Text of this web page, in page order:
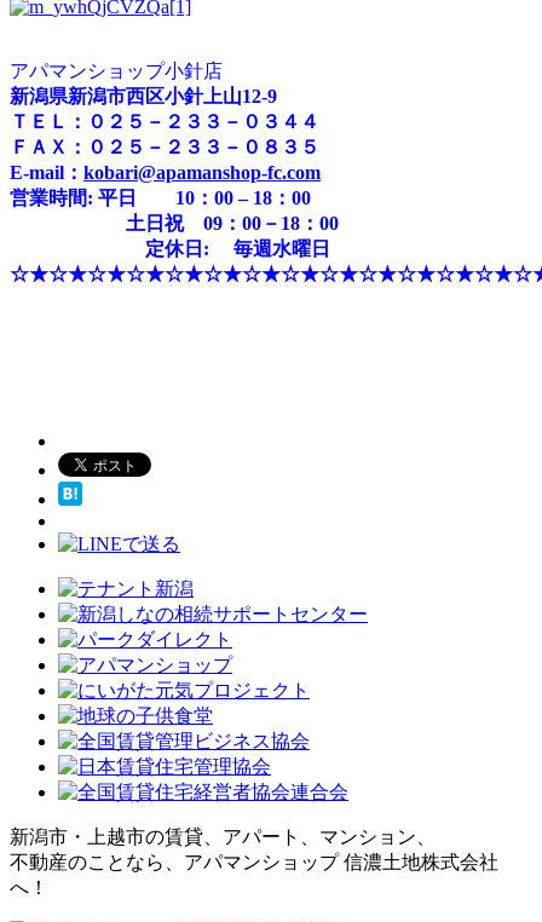
アパマンショップ小針店
新潟県新潟市西区小針上山12-9
ＴＥＬ：０２５－２３３－０３４４
ＦＡＸ：０２５－２３３－０８３５
E-mail： kobari@apamanshop-fc.com
営業時間: 平日 10：00 – 18：00
土日祝 09：00－18：00
定休日: 毎週水曜日
新潟市・上越市の賃貸、アパート、マンション、
不動産のことなら、アパマンショップ 信濃土地株式会社
へ！